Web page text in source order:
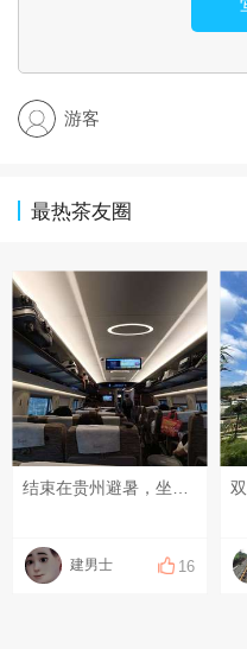
游客
最热茶友圈
建男士 16